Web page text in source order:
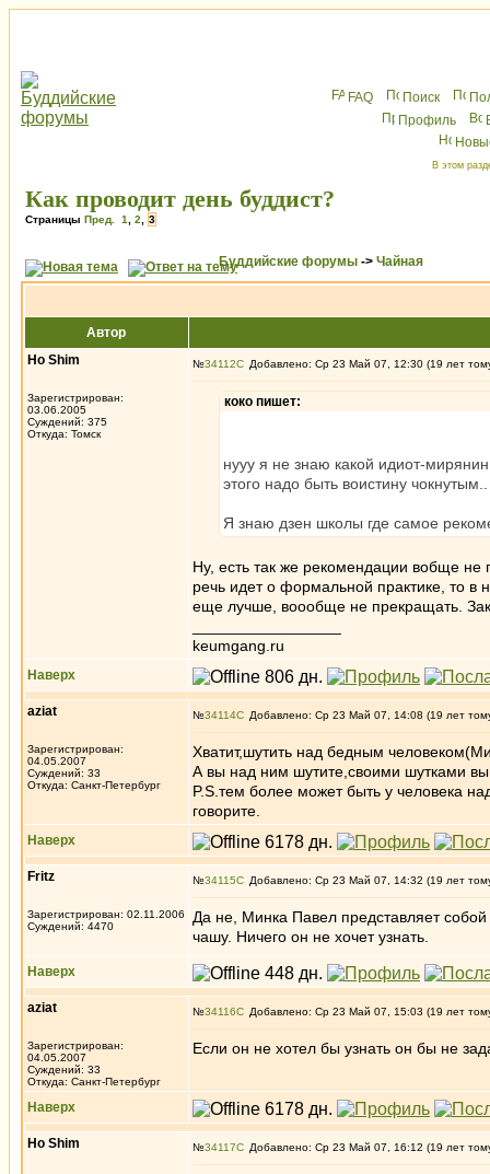
FAQ Поиск
Профиль
В этом
Как проводит день буддист?
Страницы Пред. 1 2 3
Буддийские форумы -> Чайная
Автор
Ho Shim
Зарегистрирован:
03.06.2005
Суждений: 375
Откуда: Томск
№34112 Добавлено: Ср 23 Май 07, 12:30 (19 лет
коко пишет:
нууу я не знаю какой идиот-
этого надо быть воистину
Я знаю дзен школы где самое
Ну, есть так же рекомендации вобще
речь идет о формальной практике, то
еще лучше, воообще не прекращать.
keumgang.ru
Наверх
aziat
Зарегистрирован:
04.05.2007
Суждений: 33
Откуда: Санкт-Петербург
№34114 Добавлено: Ср 23 Май 07, 14:08 (19 лет
Хватит,шутить над бедным
А вы над ним шутите,своими шутками
P.S.тем более может быть у человека
говорите.
Наверх
Fritz
Зарегистрирован: 02.11.2006
Суждений: 4470
№34115 Добавлено: Ср 23 Май 07, 14:32 (19 лет
Да не, Минка Павел представляет
чашу. Ничего он не хочет узнать.
Наверх
aziat
Зарегистрирован:
04.05.2007
Суждений: 33
Откуда: Санкт-Петербург
№34116 Добавлено: Ср 23 Май 07, 15:03 (19 лет
Если он не хотел бы узнать он бы не
Наверх
Ho Shim №34117 Добавлено: Ср 23 Май 07, 16:12 (19 лет